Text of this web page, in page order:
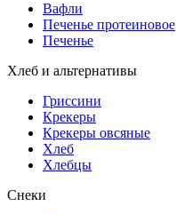
Вафли
Печенье протеиновое
Печенье
Хлеб и альтернативы
Гриссини
Крекеры
Крекеры овсяные
Хлеб
Хлебцы
Снеки